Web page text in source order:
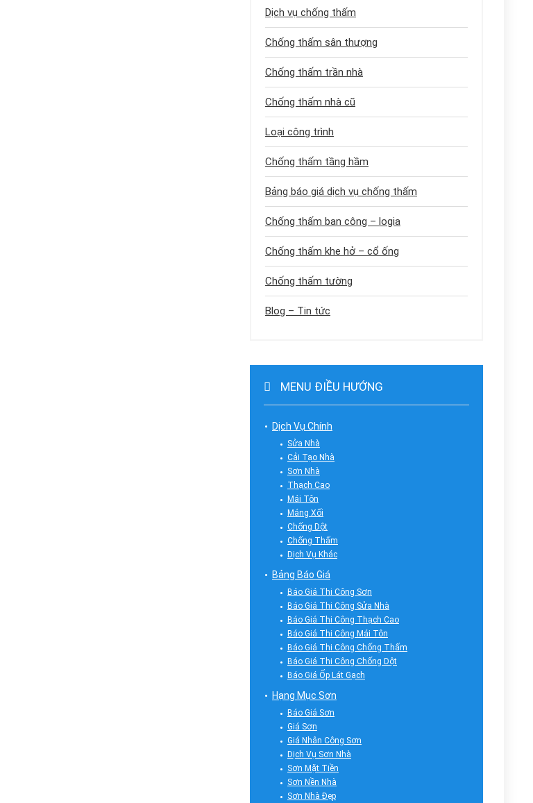
Dịch vụ chống thấm
Chống thấm sân thượng
Chống thấm trần nhà
Chống thấm nhà cũ
Loại công trình
Chống thấm tầng hầm
Bảng báo giá dịch vụ chống thấm
Chống thấm ban công – logia
Chống thấm khe hở – cổ ống
Chống thấm tường
Blog – Tin tức
MENU ĐIỀU HƯỚNG
Dịch Vụ Chính
Sửa Nhà
Cải Tạo Nhà
Sơn Nhà
Thạch Cao
Mái Tôn
Máng Xối
Chống Dột
Chống Thấm
Dịch Vụ Khác
Bảng Báo Giá
Báo Giá Thi Công Sơn
Báo Giá Thi Công Sửa Nhà
Báo Giá Thi Công Thạch Cao
Báo Giá Thi Công Mái Tôn
Báo Giá Thi Công Chống Thấm
Báo Giá Thi Công Chống Dột
Báo Giá Ốp Lát Gạch
Hạng Mục Sơn
Báo Giá Sơn
Giá Sơn
Giá Nhân Công Sơn
Dịch Vụ Sơn Nhà
Sơn Mặt Tiền
Sơn Nền Nhà
Sơn Nhà Đẹp